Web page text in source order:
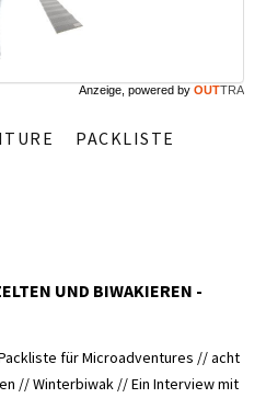
Anzeige, powered by OUTTRA
PACKLISTE
UND BIWAKIEREN -
für Microadventures // acht
// Winterbiwak // Ein Interview mit